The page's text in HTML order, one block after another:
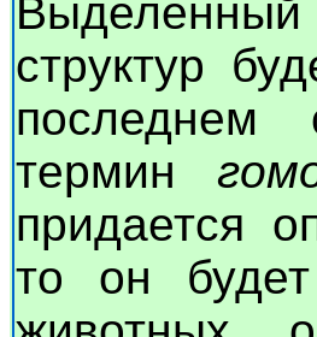
Выделенный
структур
последнем
термин
придается
то он